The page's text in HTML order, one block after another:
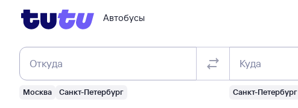
Автобусы
Откуда
Москва Санкт-Петербург
Куда
Санкт-Петербург